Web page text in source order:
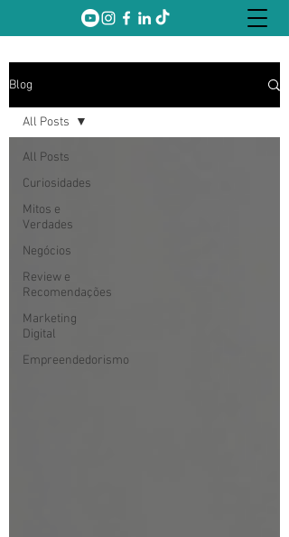
Blog
All Posts
Curiosidades
Mitos e
Verdades
Negócios
Review e
Recomendações
Marketing
Digital
Empreendedorismo
All Posts